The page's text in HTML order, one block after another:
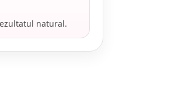
natural.